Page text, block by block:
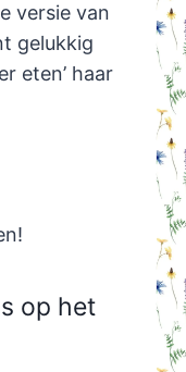
versie van
gelukkig
eten’ haar
op het